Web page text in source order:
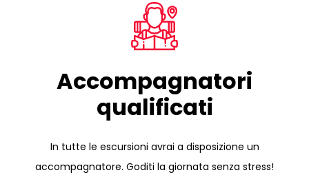
Accompagnatori
qualificati
In tutte le escursioni avrai a disposizione un
accompagnatore. Goditi la giornata senza stress!